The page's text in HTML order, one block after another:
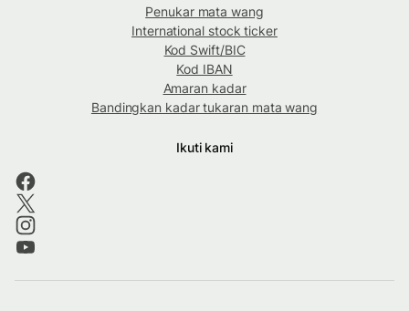
Penukar mata wang
International stock ticker
Kod Swift/BIC
Kod IBAN
Amaran kadar
Bandingkan kadar tukaran mata wang
Ikuti kami